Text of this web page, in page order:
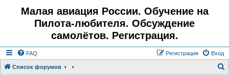
Малая авиация России. Обучение на
Пилота-любителя. Обсуждение
самолётов. Регистрация.
FAQ Вход
Регистрация
Список форумов